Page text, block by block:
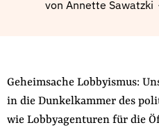
Presse
Newsletter
Appelle unterzeichnen
von Annette Sawatzki
Geheimsache Lobbyismus:
in die Dunkelkammer des
wie Lobbyagenturen für die